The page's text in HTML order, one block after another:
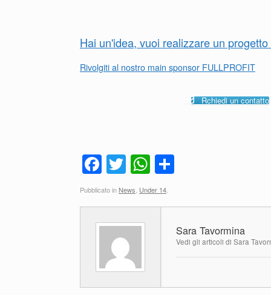
Hai un'idea, vuoi realizzare un
Rivolgiti al nostro main sponsor FULLPROFIT
Rchiedi un contatto
F
a
c
e
b
o
o
T
wi
tt
er
W
h
at
p
n
di
vi
di
Pubblicato in News, Under 14.
Sara Tavormina
Vedi gli articoli di Sara